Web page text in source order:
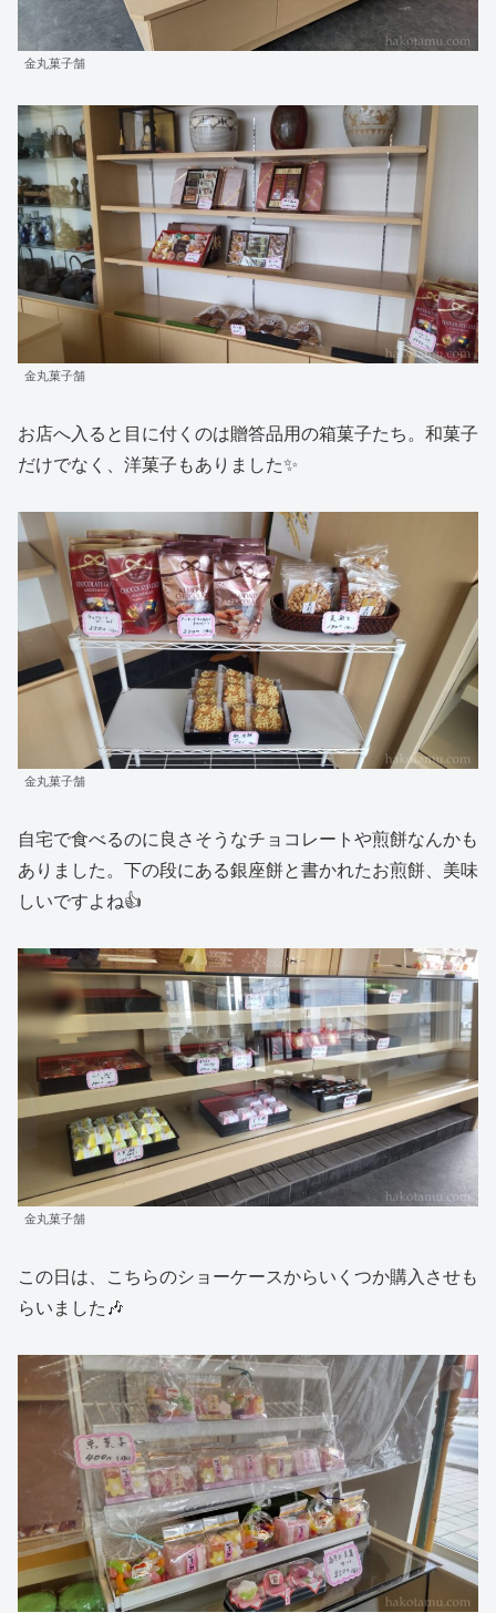
金丸菓子舗
金丸菓子舗
お店へ入ると目に付くのは贈答品用の箱菓子たち。和菓子
だけでなく、洋菓子もありました✨
金丸菓子舗
自宅で食べるのに良さそうなチョコレートや煎餅なんかも
ありました。下の段にある銀座餅と書かれたお煎餅、美味
しいですよね👍
金丸菓子舗
この日は、こちらのショーケースからいくつか購入させも
らいました🎶